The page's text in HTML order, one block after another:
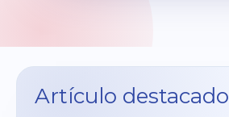
Artículo destacado